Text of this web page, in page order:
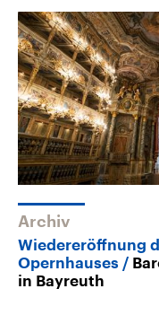
Archiv
Wiedereröffnung
Opernhauses
in Bayreuth